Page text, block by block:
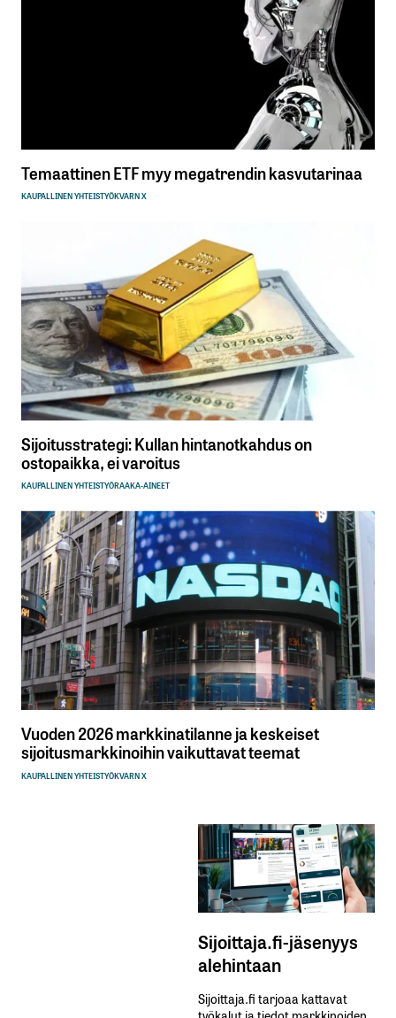
Temaattinen ETF myy megatrendin kasvutarinaa
KAUPALLINEN YHTEISTYÖKVARN X
Sijoitusstrategi: Kullan hintanotkahdus on
ostopaikka, ei varoitus
KAUPALLINEN YHTEISTYÖRAAKA-AINEET
Vuoden 2026 markkinatilanne ja keskeiset
sijoitusmarkkinoihin vaikuttavat teemat
KAUPALLINEN YHTEISTYÖKVARN X
Sijoittaja.fi-jäsenyys
alehintaan
Sijoittaja.fi tarjoaa kattavat